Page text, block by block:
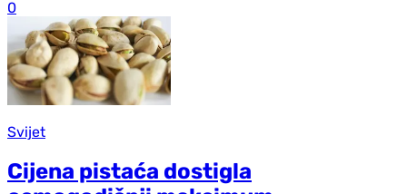
0
Svijet
Cijena pistaća dostigla